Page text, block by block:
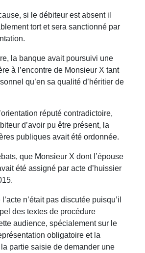
si le débiteur est absent il
tort et sera sanctionné par
la banque avait poursuivi une
à l’encontre de Monsieur X tant
qu’en sa qualité d’héritier de
réputé contradictoire,
d’avoir pu être présent, la
publiques avait été ordonnée.
que Monsieur X dont l’épouse
été assigné par acte d’huissier
n’était pas discutée puisqu’il
des textes de procédure
audience, spécialement sur le
obligatoire et la
partie saisie de demander une